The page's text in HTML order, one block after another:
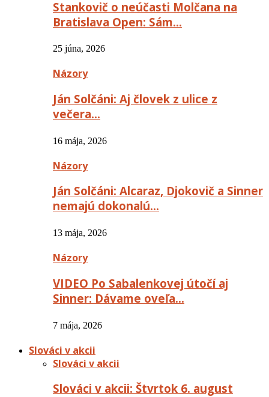
Stankovič o neúčasti Molčana na
Bratislava Open: Sám…
25 júna, 2026
Názory
Ján Solčáni: Aj človek z ulice z
večera…
16 mája, 2026
Názory
Ján Solčáni: Alcaraz, Djokovič a Sinner
nemajú dokonalú…
13 mája, 2026
Názory
VIDEO Po Sabalenkovej útočí aj
Sinner: Dávame oveľa…
7 mája, 2026
Slováci v akcii
Slováci v akcii
Slováci v akcii: Štvrtok 6. august